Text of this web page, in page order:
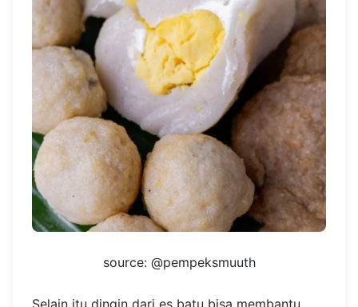
source: @pempeksmuuth